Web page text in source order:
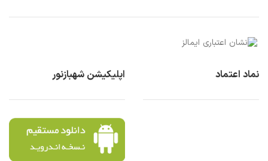
نماد اعتماد اپلیکیشن شهبازنور